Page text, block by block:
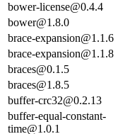
bower-license@0.4.4
bower@1.8.0
brace-expansion@1.1.6
brace-expansion@1.1.8
braces@0.1.5
braces@1.8.5
buffer-crc32@0.2.13
buffer-equal-constant-
time@1.0.1